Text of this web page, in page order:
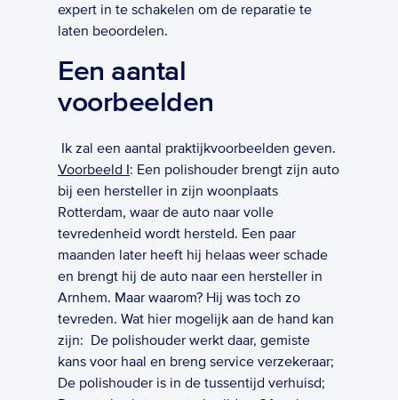
expert in te schakelen om de reparatie te
laten beoordelen.
Een aantal
voorbeelden
Voorbeeld I: Een polishouder brengt zijn auto
bij een hersteller in zijn woonplaats
Rotterdam, waar de auto naar volle
tevredenheid wordt hersteld. Een paar
maanden later heeft hij helaas weer schade
en brengt hij de auto naar een hersteller in
Arnhem. Maar waarom? Hij was toch zo
tevreden. Wat hier mogelijk aan de hand kan
zijn:  De polishouder werkt daar, gemiste
kans voor haal en breng service verzekeraar;
De polishouder is in de tussentijd verhuisd;